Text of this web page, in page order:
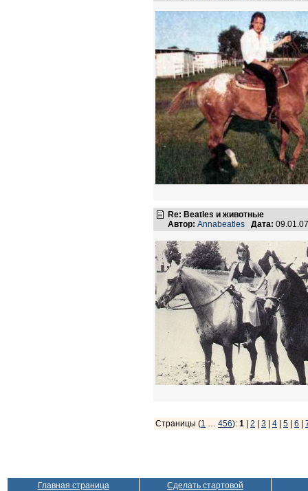
Re: Beatles и животные
Автор: Annabeatles Дата:
Страницы (1 456): 1 | 2 | 3 | 4 | 5 | 6 |
Главная страница Сделать стартовой